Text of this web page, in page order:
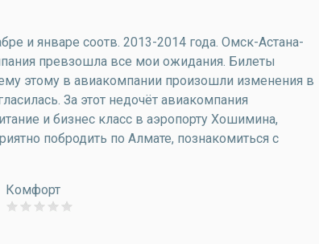
и январе соотв. 2013-2014 года. Омск-Астана-
превзошла все мои ожидания. Билеты
этому в авиакомпании произошли изменения в
За этот недочёт авиакомпания
и бизнес класс в аэропорту Хошимина,
побродить по Алмате, познакомиться с
Комфорт